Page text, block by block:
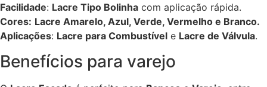
Facilidade: Lacre Tipo Bolinha com aplicação rápida.
Cores: Lacre Amarelo, Azul, Verde, Vermelho e Branco.
Aplicações: Lacre para Combustível e Lacre de Válvula.
Benefícios para varejo